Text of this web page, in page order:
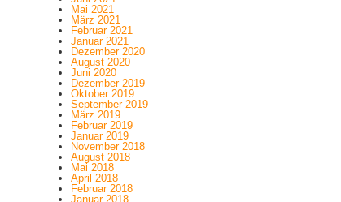
Mai 2021
März 2021
Februar 2021
Januar 2021
Dezember 2020
August 2020
Juni 2020
Dezember 2019
Oktober 2019
September 2019
März 2019
Februar 2019
Januar 2019
November 2018
August 2018
Mai 2018
April 2018
Februar 2018
Januar 2018